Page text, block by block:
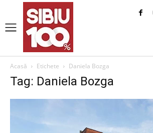
Acasă Etichete Daniela Bozga
Tag: Daniela Bozga